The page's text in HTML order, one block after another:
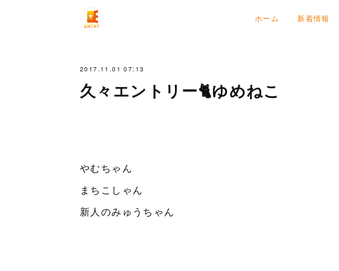
ホーム 新着情報
2017.11.01 07:13
久々エントリー🐈ゆめねこ
やむちゃん
まちこしゃん
新人のみゅうちゃん